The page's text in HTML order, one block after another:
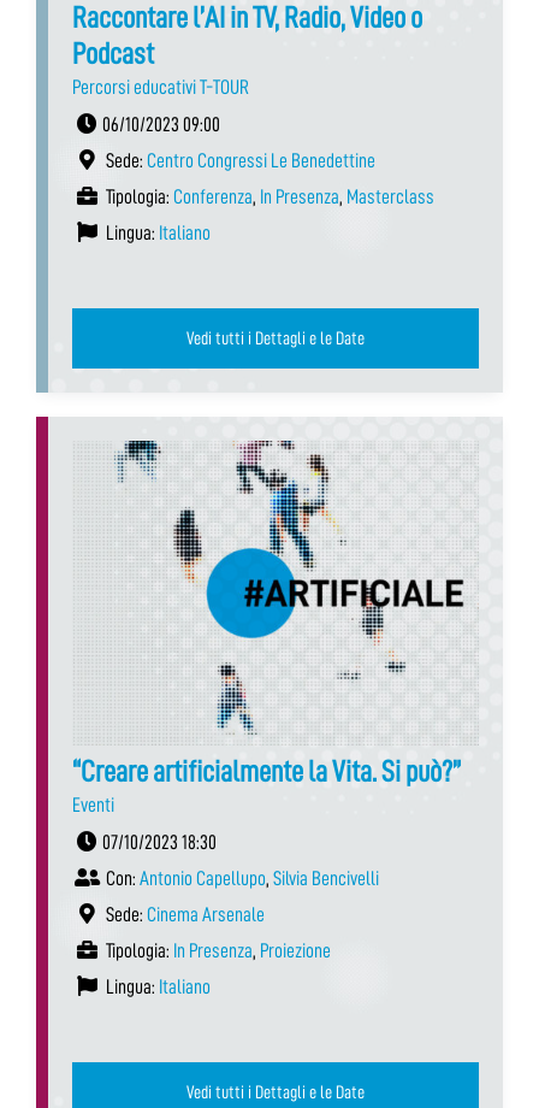
Raccontare l’AI in TV, Radio, Video o
Podcast
Percorsi educativi T-TOUR
06/10/2023 09:00
Sede: Centro Congressi Le Benedettine
Tipologia: Conferenza, In Presenza, Masterclass
Lingua: Italiano
Vedi tutti i Dettagli e le Date
“Creare artificialmente la Vita. Si può?”
Eventi
07/10/2023 18:30
Con: Antonio Capellupo, Silvia Bencivelli
Sede: Cinema Arsenale
Tipologia: In Presenza, Proiezione
Lingua: Italiano
Vedi tutti i Dettagli e le Date